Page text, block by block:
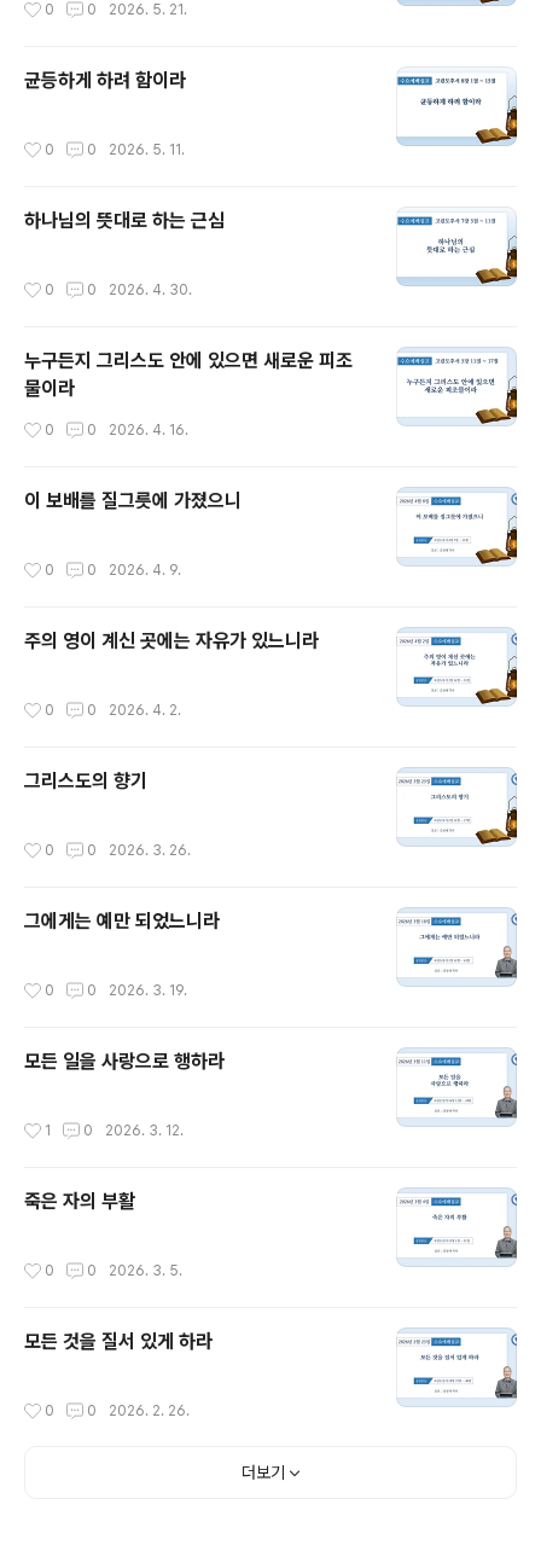
0 0 2026. 5. 21.
균등하게 하려 함이라
0 0 2026. 5. 11.
하나님의 뜻대로 하는 근심
0 0 2026. 4. 30.
누구든지 그리스도 안에 있으면 새로운 피조
물이라
0 0 2026. 4. 16.
이 보배를 질그릇에 가졌으니
0 0 2026. 4. 9.
주의 영이 계신 곳에는 자유가 있느니라
0 0 2026. 4. 2.
그리스도의 향기
0 0 2026. 3. 26.
그에게는 예만 되었느니라
0 0 2026. 3. 19.
모든 일을 사랑으로 행하라
1 0 2026. 3. 12.
죽은 자의 부활
0 0 2026. 3. 5.
모든 것을 질서 있게 하라
0 0 2026. 2. 26.
더보기